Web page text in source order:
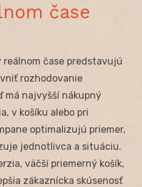
čase
reálnom čase predstavujú
rozhodovanie
má najvyšší nákupný
v košíku alebo pri
optimalizujú priemer,
jednotlivca a situáciu.
väčší priemerný košík,
zákaznícka skúsenosť